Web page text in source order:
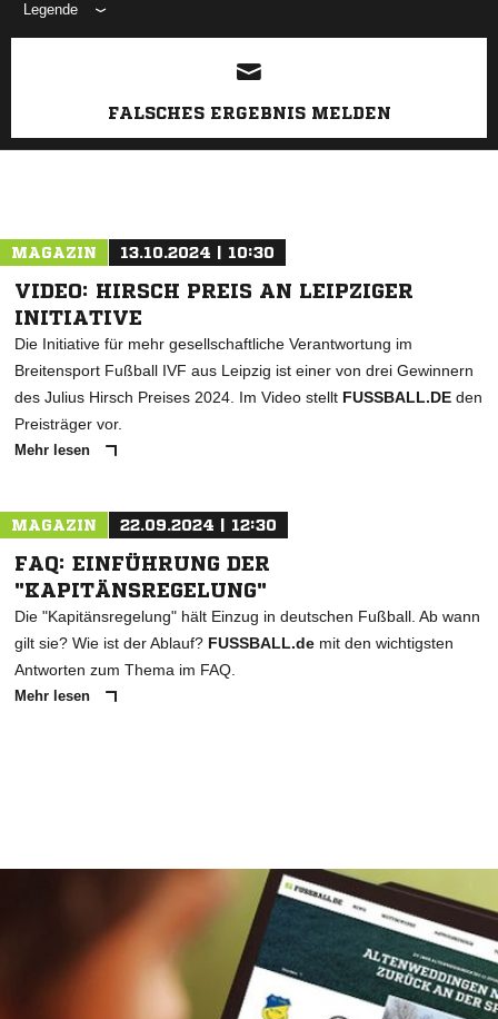
Legende
ANZEIGE
FALSCHES ERGEBNIS MELDEN
MAGAZIN 13.10.2024 | 10:30
VIDEO: HIRSCH PREIS AN LEIPZIGER
INITIATIVE
Die Initiative für mehr gesellschaftliche Verantwortung im
Breitensport Fußball IVF aus Leipzig ist einer von drei Gewinnern
des Julius Hirsch Preises 2024. Im Video stellt FUSSBALL.DE den
Preisträger vor.
Mehr lesen
MAGAZIN 22.09.2024 | 12:30
FAQ: EINFÜHRUNG DER
"KAPITÄNSREGELUNG"
Die "Kapitänsregelung" hält Einzug in deutschen Fußball. Ab wann
gilt sie? Wie ist der Ablauf? FUSSBALL.de mit den wichtigsten
Antworten zum Thema im FAQ.
Mehr lesen